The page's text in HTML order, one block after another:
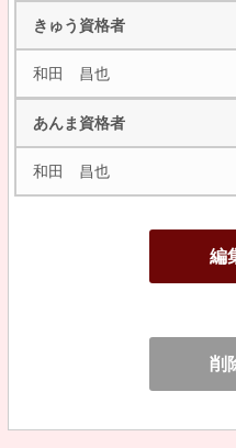
きゅう資格者
和田 昌也
あんま資格者
和田 昌也
編
削